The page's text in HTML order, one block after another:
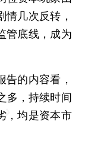
情几次反转，
管底线，成为
的内容看，
多，持续时间
，均是资本市